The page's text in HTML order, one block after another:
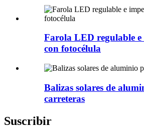
Farola LED regulable e
con fotocélula
Balizas solares de
carreteras
Suscribir